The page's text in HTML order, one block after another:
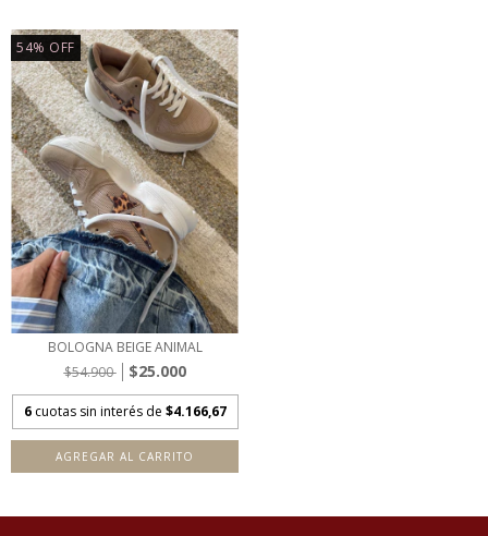
54% OFF
BOLOGNA BEIGE ANIMAL
$54.900
$25.000
6 cuotas sin interés de $4.166,67
AGREGAR AL CARRITO